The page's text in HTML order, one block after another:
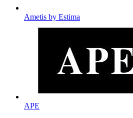
Ametis by Estima
APE